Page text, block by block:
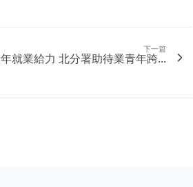
下一篇
就業給力 北分署助待業青年跨...